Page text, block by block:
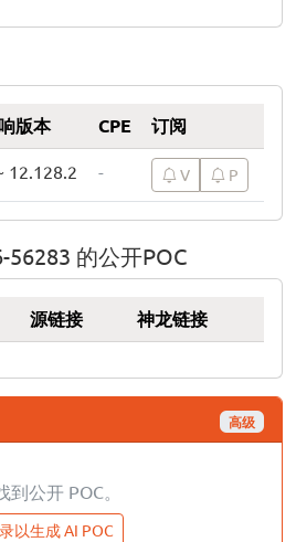
版本 CPE 订阅
12.128.2 - V P
56283 的公开POC
源链接 神龙链接
高级
到公开 POC。
以生成 AI POC